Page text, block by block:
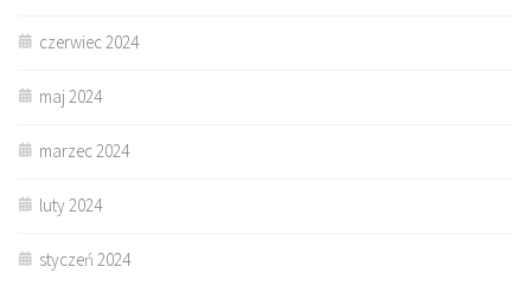
czerwiec 2024
maj 2024
marzec 2024
luty 2024
styczeń 2024